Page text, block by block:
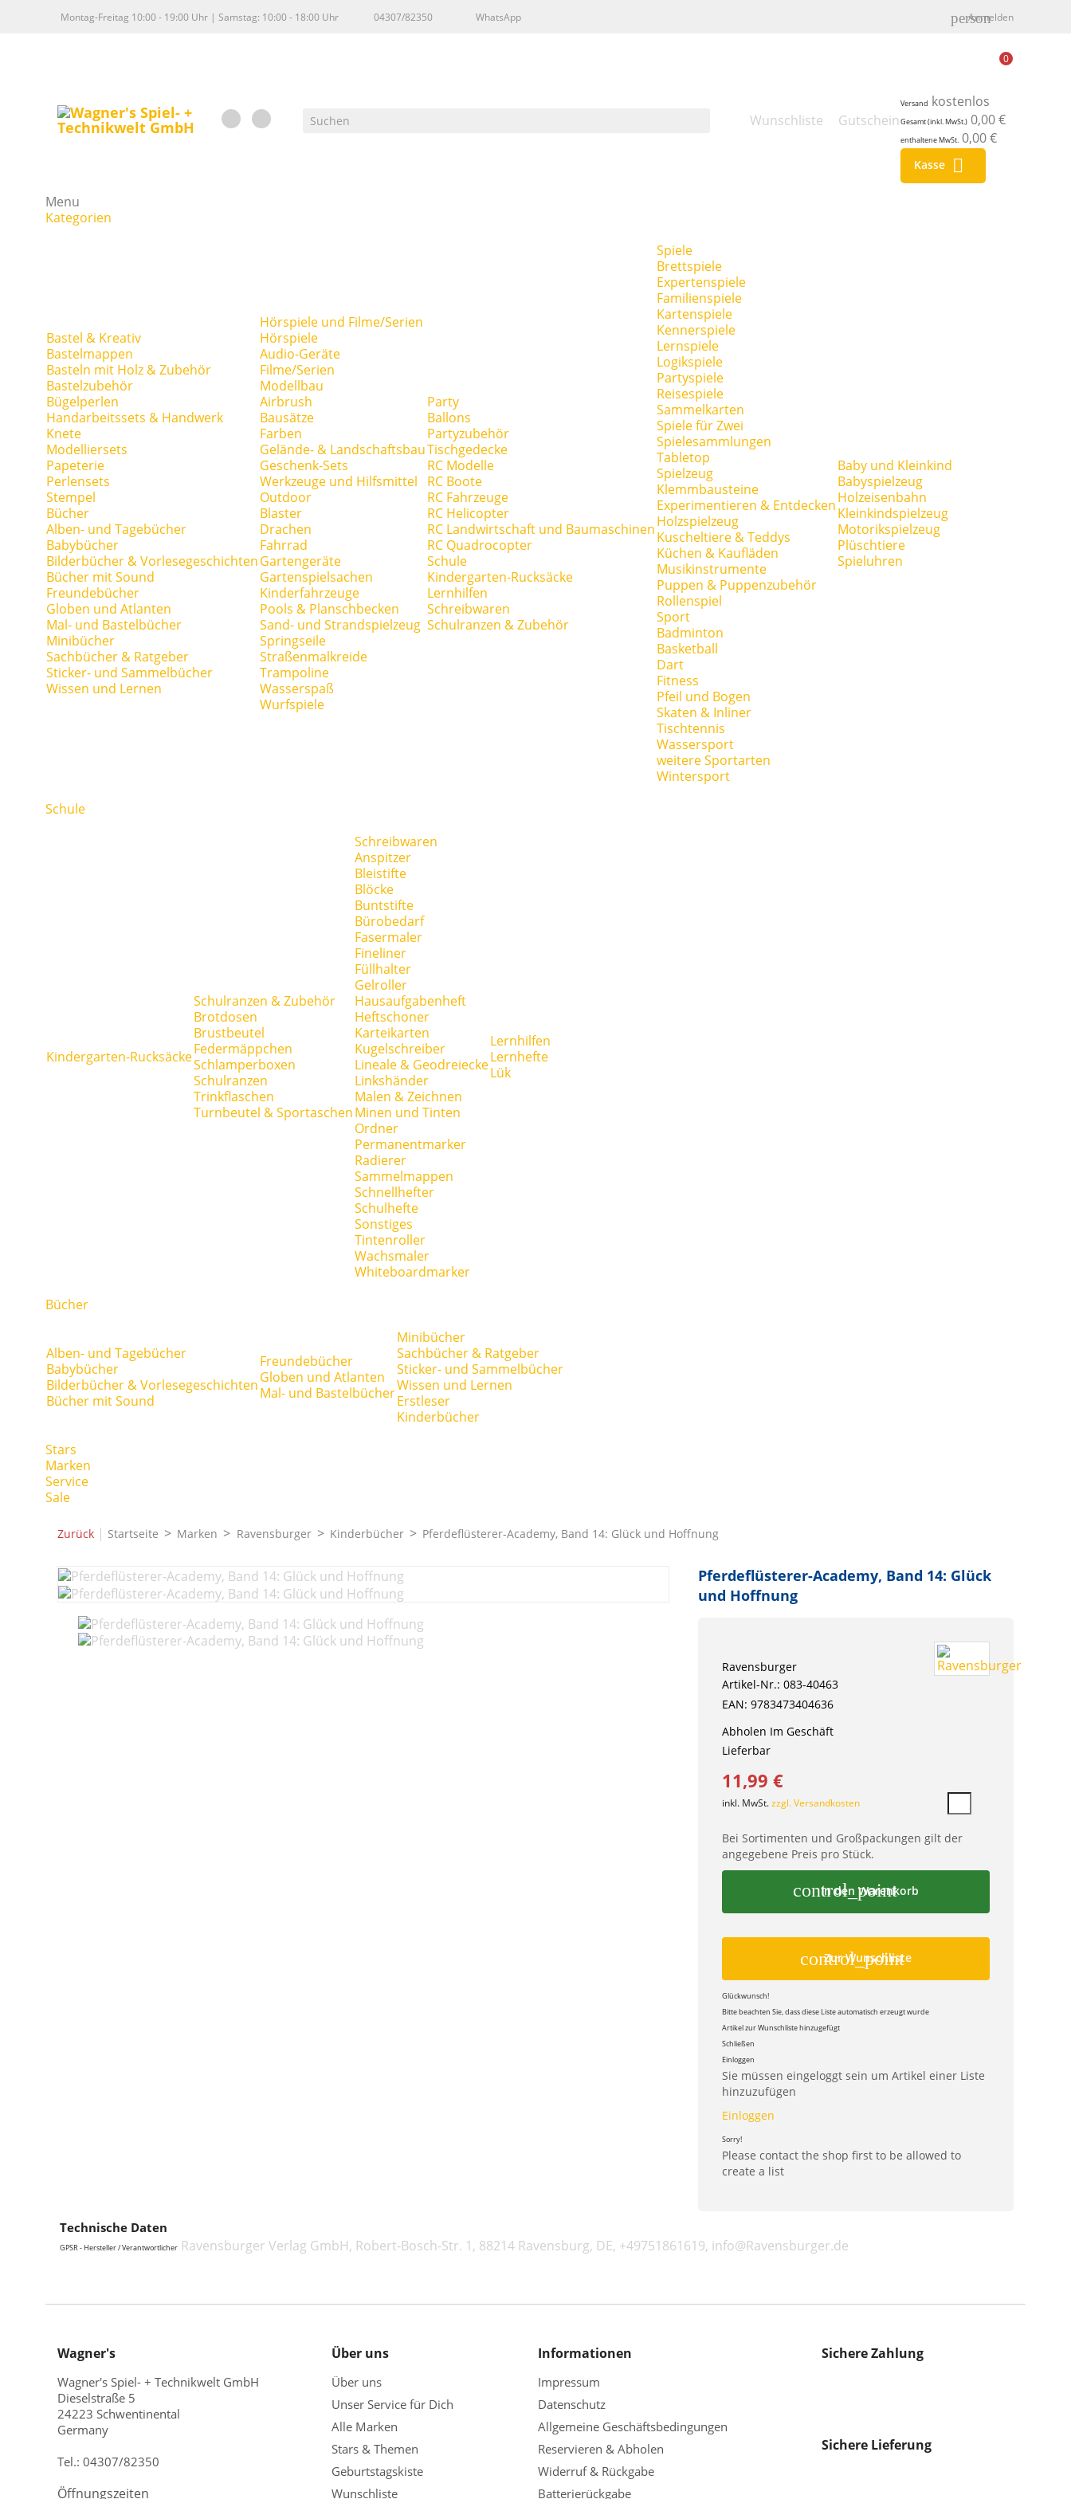
Montag-Freitag 10:00 - 19:00 Uhr | Samstag: 10:00 - 18:00 Uhr 04307/82350 WhatsApp person
Anmelden
Wunschliste Gutschein
0
Versand kostenlos
Gesamt (inkl. MwSt.) 0,00 €
enthaltene MwSt. 0,00 €
Kasse 
Menu
Kategorien
Bastel & Kreativ
Bastelmappen
Basteln mit Holz & Zubehör
Bastelzubehör
Bügelperlen
Handarbeitssets & Handwerk
Knete
Modelliersets
Papeterie
Perlensets
Stempel
Bücher
Alben- und Tagebücher
Babybücher
Bilderbücher & Vorlesegeschichten
Bücher mit Sound
Freundebücher
Globen und Atlanten
Mal- und Bastelbücher
Minibücher
Sachbücher & Ratgeber
Sticker- und Sammelbücher
Wissen und Lernen
Hörspiele und Filme/Serien
Hörspiele
Audio-Geräte
Filme/Serien
Modellbau
Airbrush
Bausätze
Farben
Gelände- & Landschaftsbau
Geschenk-Sets
Werkzeuge und Hilfsmittel
Outdoor
Blaster
Drachen
Fahrrad
Gartengeräte
Gartenspielsachen
Kinderfahrzeuge
Pools & Planschbecken
Sand- und Strandspielzeug
Springseile
Straßenmalkreide
Trampoline
Wasserspaß
Wurfspiele
Party
Ballons
Partyzubehör
Tischgedecke
RC Modelle
RC Boote
RC Fahrzeuge
RC Helicopter
RC Landwirtschaft und Baumaschinen
RC Quadrocopter
Schule
Kindergarten-Rucksäcke
Lernhilfen
Schreibwaren
Schulranzen & Zubehör
Spiele
Brettspiele
Expertenspiele
Familienspiele
Kartenspiele
Kennerspiele
Lernspiele
Logikspiele
Partyspiele
Reisespiele
Sammelkarten
Spiele für Zwei
Spielesammlungen
Tabletop
Spielzeug
Klemmbausteine
Experimentieren & Entdecken
Holzspielzeug
Kuscheltiere & Teddys
Küchen & Kaufläden
Musikinstrumente
Puppen & Puppenzubehör
Rollenspiel
Sport
Badminton
Basketball
Dart
Fitness
Pfeil und Bogen
Skaten & Inliner
Tischtennis
Wassersport
weitere Sportarten
Wintersport
Baby und Kleinkind
Babyspielzeug
Holzeisenbahn
Kleinkindspielzeug
Motorikspielzeug
Plüschtiere
Spieluhren
Schule
Kindergarten-Rucksäcke
Schulranzen & Zubehör
Brotdosen
Brustbeutel
Federmäppchen
Schlamperboxen
Schulranzen
Trinkflaschen
Turnbeutel & Sportaschen
Schreibwaren
Anspitzer
Bleistifte
Blöcke
Buntstifte
Bürobedarf
Fasermaler
Fineliner
Füllhalter
Gelroller
Hausaufgabenheft
Heftschoner
Karteikarten
Kugelschreiber
Lineale & Geodreiecke
Linkshänder
Malen & Zeichnen
Minen und Tinten
Ordner
Permanentmarker
Radierer
Sammelmappen
Schnellhefter
Schulhefte
Sonstiges
Tintenroller
Wachsmaler
Whiteboardmarker
Lernhilfen
Lernhefte
Lük
Bücher
Alben- und Tagebücher
Babybücher
Bilderbücher & Vorlesegeschichten
Bücher mit Sound
Freundebücher
Globen und Atlanten
Mal- und Bastelbücher
Minibücher
Sachbücher & Ratgeber
Sticker- und Sammelbücher
Wissen und Lernen
Erstleser
Kinderbücher
Stars
Marken
Service
Sale
Zurück | Startseite Marken Ravensburger Kinderbücher Pferdeflüsterer-Academy, Band 14: Glück und Hoffnung
Pferdeflüsterer-Academy, Band 14: Glück
und Hoffnung
Ravensburger
Artikel-Nr.: 083-40463
EAN: 9783473404636
Abholen Im Geschäft
Lieferbar
11,99 €
inkl. MwSt.zzgl. Versandkosten
Bei Sortimenten und Großpackungen gilt der
angegebene Preis pro Stück.
control_point
In den Warenkorb
control_point
Zur Wunschliste
Glückwunsch!
Bitte beachten Sie, dass diese Liste automatisch erzeugt wurde
Artikel zur Wunschliste hinzugefügt
Schließen
Einloggen
Sie müssen eingeloggt sein um Artikel einer Liste
hinzuzufügen
Einloggen
Sorry!
Please contact the shop first to be allowed to
create a list
Technische Daten
GPSR - Hersteller / Verantwortlicher Ravensburger Verlag GmbH, Robert-Bosch-Str. 1, 88214 Ravensburg, DE, +49751861619, info@Ravensburger.de
Wagner's
Wagner's Spiel- + Technikwelt GmbH
Dieselstraße 5
24223 Schwentinental
Germany
Tel.: 04307/82350
Öffnungszeiten
Über uns
Über uns
Unser Service für Dich
Alle Marken
Stars & Themen
Geburtstagskiste
Wunschliste
Informationen
Impressum
Datenschutz
Allgemeine Geschäftsbedingungen
Reservieren & Abholen
Widerruf & Rückgabe
Batterierückgabe
Sichere Zahlung
Sichere Lieferung